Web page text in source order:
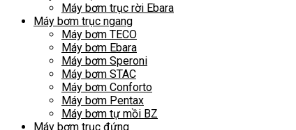
Máy bơm trục rời Ebara
Máy bơm trục ngang
Máy bơm TECO
Máy bơm Ebara
Máy bơm Speroni
Máy bơm STAC
Máy bơm Conforto
Máy bơm Pentax
Máy bơm tự mồi BZ
Máy bơm trục đứng